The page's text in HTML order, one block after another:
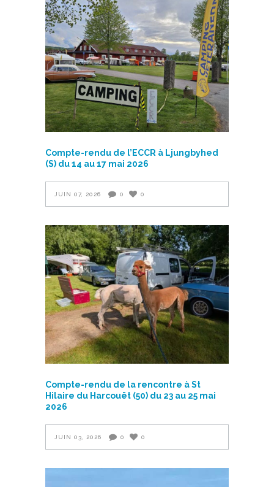
Compte-rendu de l’ECCR à Ljungbyhed
(S) du 14 au 17 mai 2026
JUIN 07, 2026 0 0
Compte-rendu de la rencontre à St
Hilaire du Harcouët (50) du 23 au 25 mai
2026
JUIN 03, 2026 0 0